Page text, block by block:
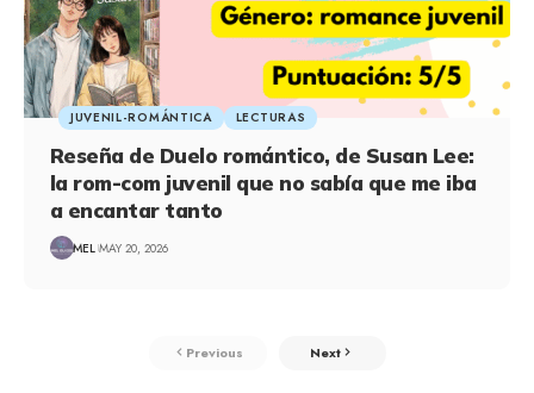
JUVENIL-ROMÁNTICA LECTURAS
Reseña de Duelo romántico, de Susan Lee:
la rom-com juvenil que no sabía que me iba
a encantar tanto
MEL MAY 20, 2026
Previous Next